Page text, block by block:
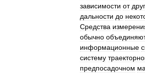
зависимости от
дальности до
Средства
обычно
информационные
систему
предпосадочном